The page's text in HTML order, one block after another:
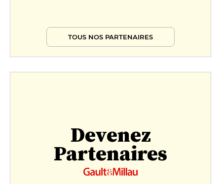
TOUS NOS PARTENAIRES
Devenez
Partenaires